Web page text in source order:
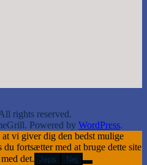
rights reserved.
Powered by WordPress.
vi giver dig den bedst mulige
fortsætter med at bruge dette site
det. Jeps Nej